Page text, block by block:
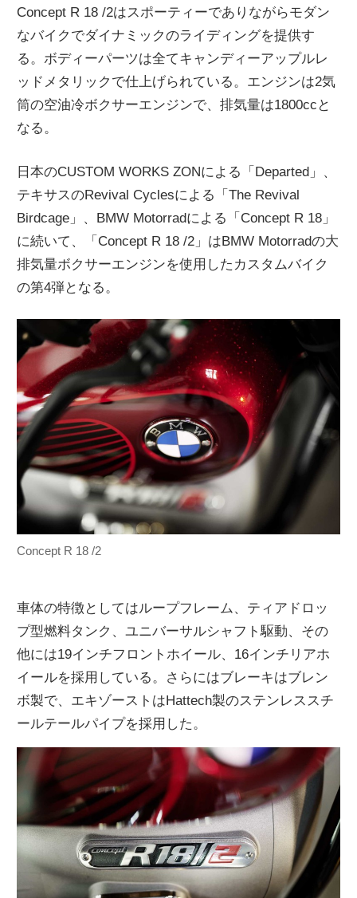
Concept R 18 /2はスポーティーでありながらモダン
なバイクでダイナミックのライディングを提供す
る。ボディーパーツは全てキャンディーアップルレ
ッドメタリックで仕上げられている。エンジンは2気
筒の空油冷ボクサーエンジンで、排気量は1800ccと
なる。
日本のCUSTOM WORKS ZONによる「Departed」、
テキサスのRevival Cyclesによる「The Revival
Birdcage」、BMW Motorradによる「Concept R 18」
に続いて、「Concept R 18 /2」はBMW Motorradの大
排気量ボクサーエンジンを使用したカスタムバイク
の第4弾となる。
Concept R 18 /2
車体の特徴としてはループフレーム、ティアドロッ
プ型燃料タンク、ユニバーサルシャフト駆動、その
他には19インチフロントホイール、16インチリアホ
イールを採用している。さらにはブレーキはブレン
ボ製で、エキゾーストはHattech製のステンレススチ
ールテールパイプを採用した。